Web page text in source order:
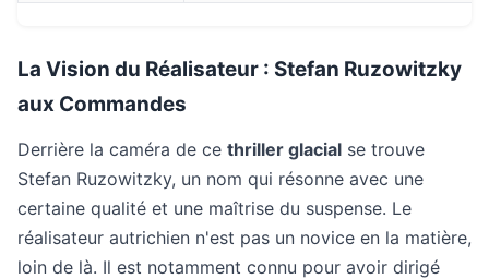
La Vision du Réalisateur : Stefan Ruzowitzky
aux Commandes
Derrière la caméra de ce thriller glacial se trouve
Stefan Ruzowitzky, un nom qui résonne avec une
certaine qualité et une maîtrise du suspense. Le
réalisateur autrichien n'est pas un novice en la matière,
loin de là. Il est notamment connu pour avoir dirigé